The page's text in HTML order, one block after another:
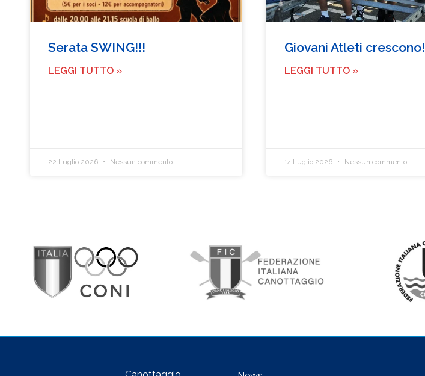
Serata SWING!!!
LEGGI TUTTO »
22 Luglio 2026 Nessun commento
Giovani Atleti crescono!
LEGGI TUTTO »
14 Luglio 2026 Nessun commento